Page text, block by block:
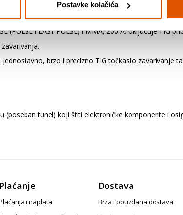
Postavke kolačića
(PULSE i EASY PULSE) i MMA, 200 A. Uključuje TIG
jednostavno, brzo i precizno TIG točkasto zavarivanje
tunel) koji štiti elektroničke komponente i
Plaćanje
i naplata
Dostava
Brza i pouzdana dostava